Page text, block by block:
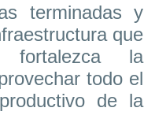
terminadas y
que
fortalezca la
todo el
de la